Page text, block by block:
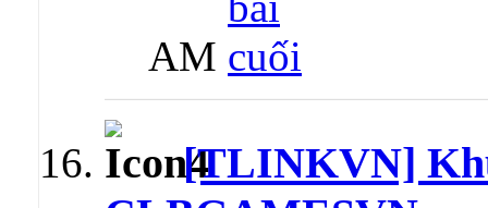
AM
[TLINKVN]